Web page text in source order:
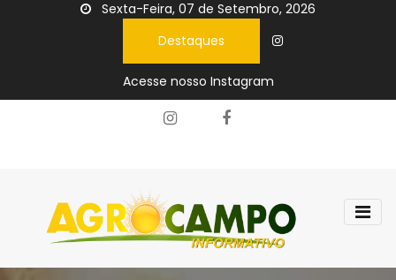
Sexta-Feira, 07 de Setembro, 2026
Destaques
Acesse nosso Instagram